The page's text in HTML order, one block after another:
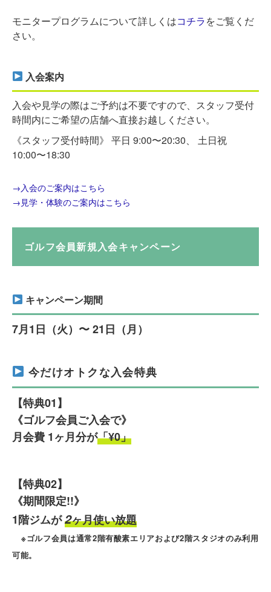
モニタープログラムについて詳しくはコチラをご覧くだ
さい。
入会案内
入会や見学の際はご予約は不要ですので、スタッフ受付
時間内にご希望の店舗へ直接お越しください。
《スタッフ受付時間》 平日 9:00〜20:30、 土日祝
10:00〜18:30
→入会のご案内はこちら
→見学・体験のご案内はこちら
ゴルフ会員新規入会キャンペーン
キャンペーン期間
7月1日（火）〜 21日（月）
今だけオトクな入会特典
【特典01】
《ゴルフ会員ご入会で》
月会費 1ヶ月分が「¥0」
【特典02】
《期間限定!!》
1階ジムが2ヶ月使い放題
※ゴルフ会員は通常2階有酸素エリアおよび2階スタジオのみ利用
可能。